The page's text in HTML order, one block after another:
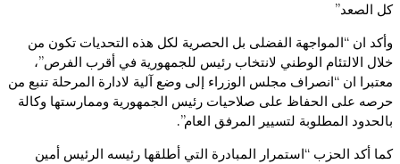
كل الصعد”
وأكد ان “المواجهة الفضلى بل الحصرية لكل هذه التحديات تكون من
خلال الالتئام الوطني لانتخاب رئيس للجمهورية في أقرب الفرص”،
معتبرا ان “انصراف مجلس الوزراء إلى وضع آلية لادارة المرحلة تنبع من
حرصه على الحفاظ على صلاحيات رئيس الجمهورية وممارستها وكالة
بالحدود المطلوبة لتسيير المرفق العام”.
كما أكد الحزب “استمرار المبادرة التي أطلقها رئيسه الرئيس أمين